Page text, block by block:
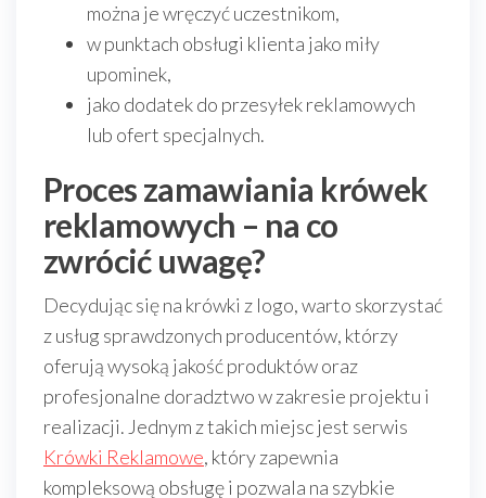
można je wręczyć uczestnikom,
w punktach obsługi klienta jako miły
upominek,
jako dodatek do przesyłek reklamowych
lub ofert specjalnych.
Proces zamawiania krówek
reklamowych – na co
zwrócić uwagę?
Decydując się na krówki z logo, warto skorzystać
z usług sprawdzonych producentów, którzy
oferują wysoką jakość produktów oraz
profesjonalne doradztwo w zakresie projektu i
realizacji. Jednym z takich miejsc jest serwis
Krówki Reklamowe, który zapewnia
kompleksową obsługę i pozwala na szybkie